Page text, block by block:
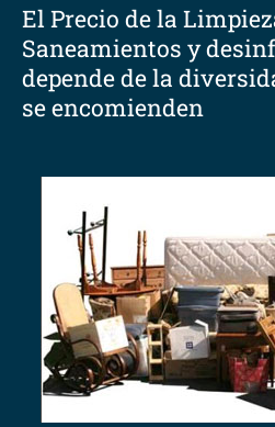
El Precio de la
Saneamientos y
depende de la
se encomienden